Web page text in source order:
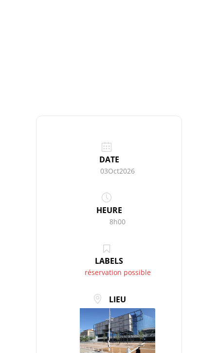
DATE
03Oct2026
HEURE
8h00
LABELS
réservation possible
LIEU